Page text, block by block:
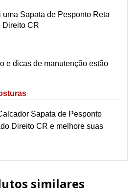
uma Sapata de Pesponto Reta
Direito CR
e dicas de manutenção estão
Sapata de Pesponto
Direito CR e melhore suas
similares